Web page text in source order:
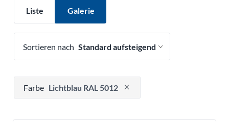
Liste Galerie
Sortieren nach
Drücken, um Filteroption zu entfernen
Farbe Lichtblau RAL 5012